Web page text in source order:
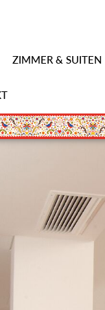
ZIMMER & SUITEN